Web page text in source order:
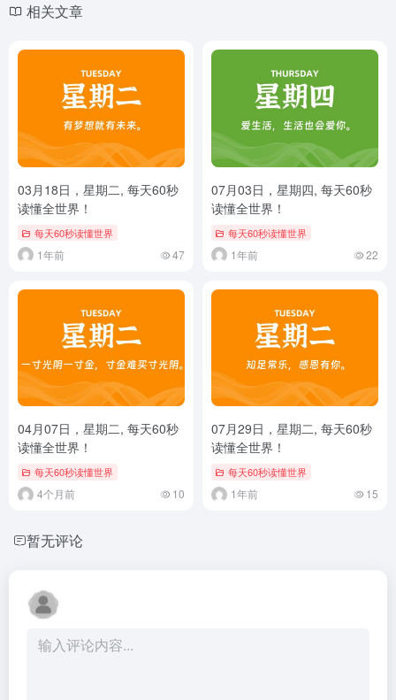
相关文章
03月18日，星期二, 每天60秒
读懂全世界！
每天60秒读懂世界
1年前 47
07月03日，星期四, 每天60秒
读懂全世界！
每天60秒读懂世界
1年前 22
04月07日，星期二, 每天60秒
读懂全世界！
每天60秒读懂世界
4个月前 10
07月29日，星期二, 每天60秒
读懂全世界！
每天60秒读懂世界
1年前 15
暂无评论